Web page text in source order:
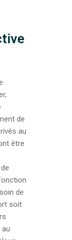
de
au
être
de
soit